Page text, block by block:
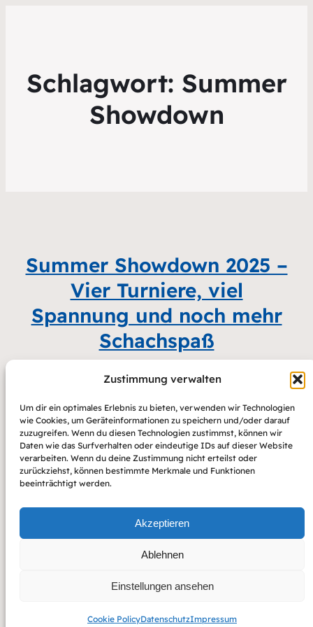
Zustimmung verwalten
Um dir ein optimales Erlebnis zu bieten, verwenden wir Technologien
wie Cookies, um Geräteinformationen zu speichern und/oder darauf
zuzugreifen. Wenn du diesen Technologien zustimmst, können wir
Daten wie das Surfverhalten oder eindeutige IDs auf dieser Website
verarbeiten. Wenn du deine Zustimmung nicht erteilst oder
zurückziehst, können bestimmte Merkmale und Funktionen
beeinträchtigt werden.
Akzeptieren
Ablehnen
Einstellungen ansehen
Cookie PolicyDatenschutzImpressum
Schlagwort: Summer
Showdown
Summer Showdown 2025 –
Vier Turniere, viel
Spannung und noch mehr
Schachspaß
Mannschaftsmeisterschaften
Meisterschaften
2025